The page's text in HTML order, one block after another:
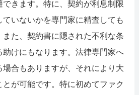
きます。特に、契約が利息制限
いないかを専門家に精査しても
また、契約書に隠された不利な条
けにもなります。法律専門家へ
合もありますが、それにより大
が可能です。特に初めてファク